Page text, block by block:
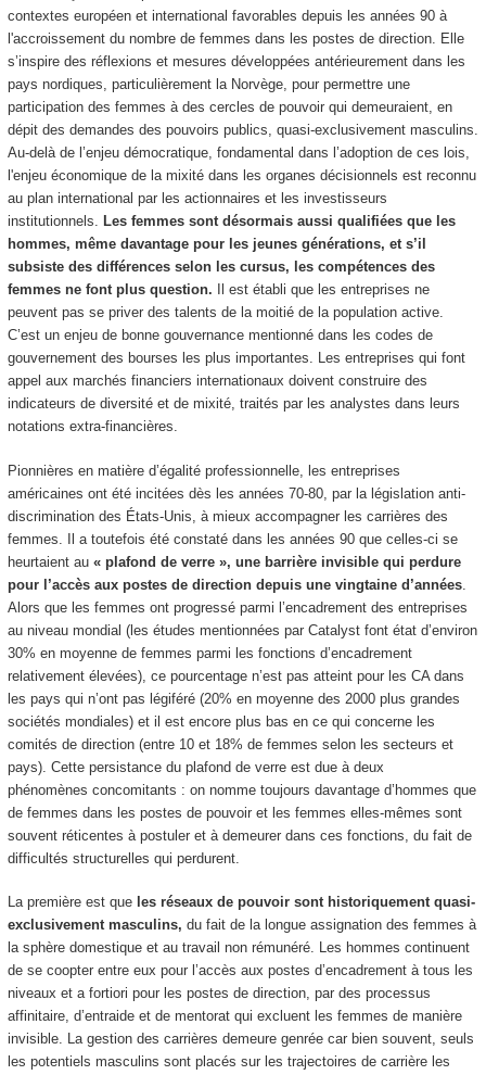
contextes européen et international favorables depuis les années 90 à
l'accroissement du nombre de femmes dans les postes de direction. Elle
s’inspire des réflexions et mesures développées antérieurement dans les
pays nordiques, particulièrement la Norvège, pour permettre une
participation des femmes à des cercles de pouvoir qui demeuraient, en
dépit des demandes des pouvoirs publics, quasi-exclusivement masculins.
Au-delà de l’enjeu démocratique, fondamental dans l’adoption de ces lois,
l'enjeu économique de la mixité dans les organes décisionnels est reconnu
au plan international par les actionnaires et les investisseurs
institutionnels. Les femmes sont désormais aussi qualifiées que les
hommes, même davantage pour les jeunes générations, et s’il
subsiste des différences selon les cursus, les compétences des
femmes ne font plus question. Il est établi que les entreprises ne
peuvent pas se priver des talents de la moitié de la population active.
C’est un enjeu de bonne gouvernance mentionné dans les codes de
gouvernement des bourses les plus importantes. Les entreprises qui font
appel aux marchés financiers internationaux doivent construire des
indicateurs de diversité et de mixité, traités par les analystes dans leurs
notations extra-financières.
Pionnières en matière d’égalité professionnelle, les entreprises
américaines ont été incitées dès les années 70-80, par la législation anti-
discrimination des États-Unis, à mieux accompagner les carrières des
femmes. Il a toutefois été constaté dans les années 90 que celles-ci se
heurtaient au « plafond de verre », une barrière invisible qui perdure
pour l’accès aux postes de direction depuis une vingtaine d’années.
Alors que les femmes ont progressé parmi l’encadrement des entreprises
au niveau mondial (les études mentionnées par Catalyst font état d’environ
30% en moyenne de femmes parmi les fonctions d’encadrement
relativement élevées), ce pourcentage n’est pas atteint pour les CA dans
les pays qui n’ont pas légiféré (20% en moyenne des 2000 plus grandes
sociétés mondiales) et il est encore plus bas en ce qui concerne les
comités de direction (entre 10 et 18% de femmes selon les secteurs et
pays). Cette persistance du plafond de verre est due à deux
phénomènes concomitants : on nomme toujours davantage d’hommes que
de femmes dans les postes de pouvoir et les femmes elles-mêmes sont
souvent réticentes à postuler et à demeurer dans ces fonctions, du fait de
difficultés structurelles qui perdurent.
La première est que les réseaux de pouvoir sont historiquement quasi-
exclusivement masculins, du fait de la longue assignation des femmes à
la sphère domestique et au travail non rémunéré. Les hommes continuent
de se coopter entre eux pour l’accès aux postes d’encadrement à tous les
niveaux et a fortiori pour les postes de direction, par des processus
affinitaire, d’entraide et de mentorat qui excluent les femmes de manière
invisible. La gestion des carrières demeure genrée car bien souvent, seuls
les potentiels masculins sont placés sur les trajectoires de carrière les